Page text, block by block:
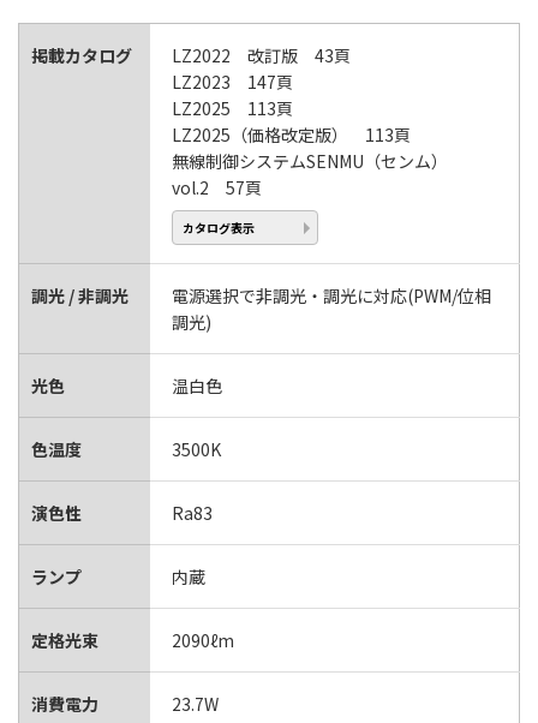
掲載カタログ
LZ2022 改訂版 43頁
LZ2023 147頁
LZ2025 113頁
LZ2025（価格改定版） 113頁
無線制御システムSENMU（センム）
vol.2 57頁
カタログ表示
調光 / 非調光
電源選択で非調光・調光に対応(PWM/位相
調光)
光色 温白色
色温度 3500K
演色性 Ra83
ランプ 内蔵
定格光束 2090ℓm
消費電力 23.7W